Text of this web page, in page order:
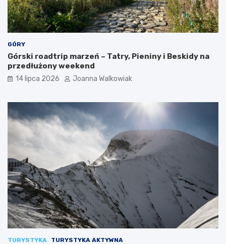
GÓRY
Górski roadtrip marzeń – Tatry, Pieniny i Beskidy na
przedłużony weekend
14 lipca 2026 Joanna Walkowiak
TURYSTYKA TURYSTYKA AKTYWNA